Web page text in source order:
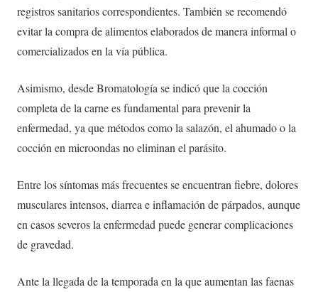
registros sanitarios correspondientes. También se recomendó
evitar la compra de alimentos elaborados de manera informal o
comercializados en la vía pública.
Asimismo, desde Bromatología se indicó que la cocción
completa de la carne es fundamental para prevenir la
enfermedad, ya que métodos como la salazón, el ahumado o la
cocción en microondas no eliminan el parásito.
Entre los síntomas más frecuentes se encuentran fiebre, dolores
musculares intensos, diarrea e inflamación de párpados, aunque
en casos severos la enfermedad puede generar complicaciones
de gravedad.
Ante la llegada de la temporada en la que aumentan las faenas